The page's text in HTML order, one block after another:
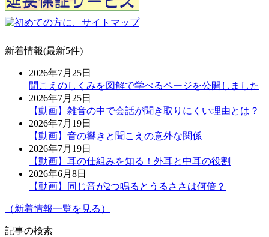
新着情報(最新5件)
2026年7月25日
聞こえのしくみを図解で学べるページを公開しました
2026年7月25日
【動画】雑音の中で会話が聞き取りにくい理由とは？
2026年7月19日
【動画】音の響きと聞こえの意外な関係
2026年7月19日
【動画】耳の仕組みを知る！外耳と中耳の役割
2026年6月8日
【動画】同じ音が2つ鳴るとうるささは何倍？
（新着情報一覧を見る）
記事の検索